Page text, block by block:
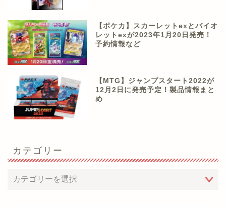
【ポケカ】スカーレットexとバイオ
レットexが2023年1月20日発売！
予約情報など
【MTG】ジャンプスタート2022が
12月2日に発売予定！製品情報まと
め
カテゴリー